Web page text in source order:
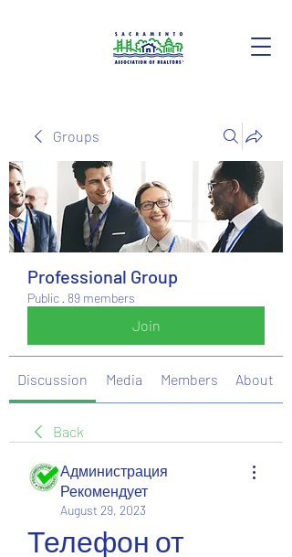
Groups
Professional Group
Public · 89 members
Join
Discussion Media Members About
Back
Администрация
Рекомендует
August 29, 2023
Телефон от